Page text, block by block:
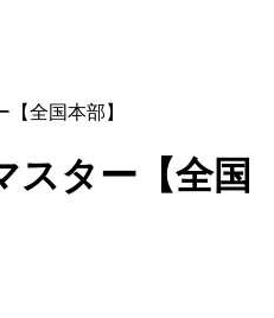
全国本部】
スター【全国